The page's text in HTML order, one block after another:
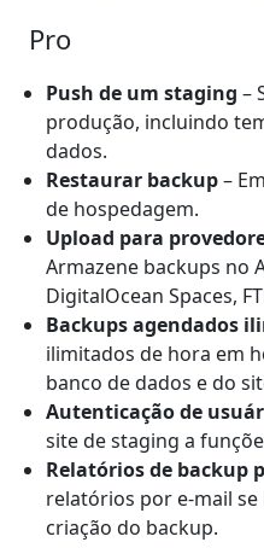
Pro
Push de um staging –
produção, incluindo
dados.
Restaurar backup–
de hospedagem.
Upload para
Armazene backups no
DigitalOcean Spaces,
Backups agendados
ilimitados de hora em
banco de dados e do
Autenticação de
site de staging a
Relatórios de backup
relatórios por e-mail
criação do backup.